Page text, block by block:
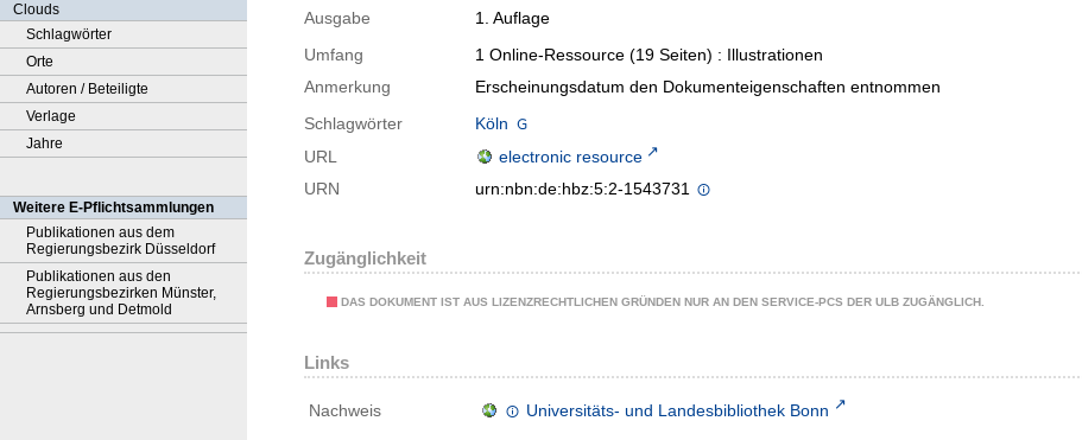
Clouds
Schlagwörter
Orte
Autoren / Beteiligte
Verlage
Jahre
Weitere E-Pflichtsammlungen
Publikationen aus dem
Regierungsbezirk Düsseldorf
Publikationen aus den
Regierungsbezirken Münster,
Arnsberg und Detmold
Ausgabe
1. Auflage
Umfang
1 Online-Ressource (19 Seiten) : Illustrationen
Anmerkung
Erscheinungsdatum den Dokumenteigenschaften entnommen
Schlagwörter
Köln
URL
electronic resource
URN
urn:nbn:de:hbz:5:2-1543731
Zugänglichkeit
DAS DOKUMENT IST AUS LIZENZRECHTLICHEN GRÜNDEN NUR AN DEN SERVICE-PCS DER ULB ZUGÄNGLICH.
Links
Nachweis Universitäts- und Landesbibliothek Bonn